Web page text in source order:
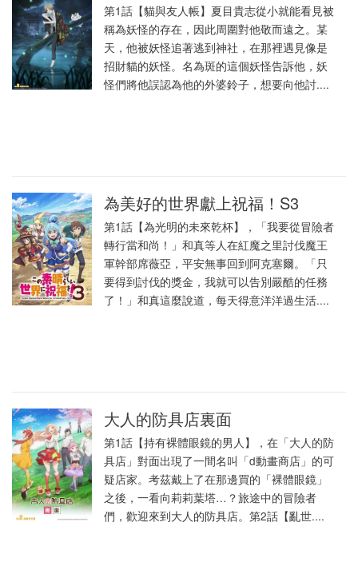
第1話【貓與友人帳】夏目貴志從小就能看見被
稱為妖怪的存在，因此周圍對他敬而遠之。某
天，他被妖怪追著逃到神社，在那裡遇見像是
招財貓的妖怪。名為斑的這個妖怪告訴他，妖
怪們將他誤認為他的外婆鈴子，想要向他討....
為美好的世界獻上祝福！S3
第1話【為光明的未來乾杯】，「我要從冒險者
轉行當和尚！」和真等人在紅魔之里討伐魔王
軍幹部席薇亞，平安無事回到阿克塞爾。「只
要得到討伐的獎金，我就可以告別嚴酷的任務
了！」和真這麼說道，每天得意洋洋過生活....
大人的防具店裏面
第1話【持有裸體眼鏡的男人】，在「大人的防
具店」對面出現了一間名叫「d動畫商店」的可
疑店家。考茲戴上了在那邊買的「裸體眼鏡」
之後，一看向莉莉葉塔…？旅途中的冒險者
們，歡迎來到大人的防具店。第2話【亂世....